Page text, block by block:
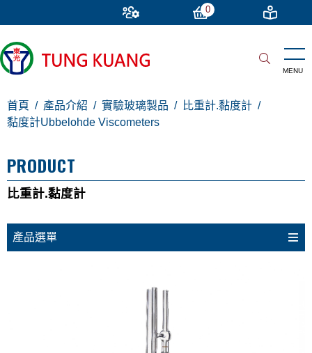
0
首頁 產品介紹 實驗玻璃製品
比重計.黏度計
黏度計Ubbelohde Viscometers
PRODUCT
比重計.黏度計
產品選單